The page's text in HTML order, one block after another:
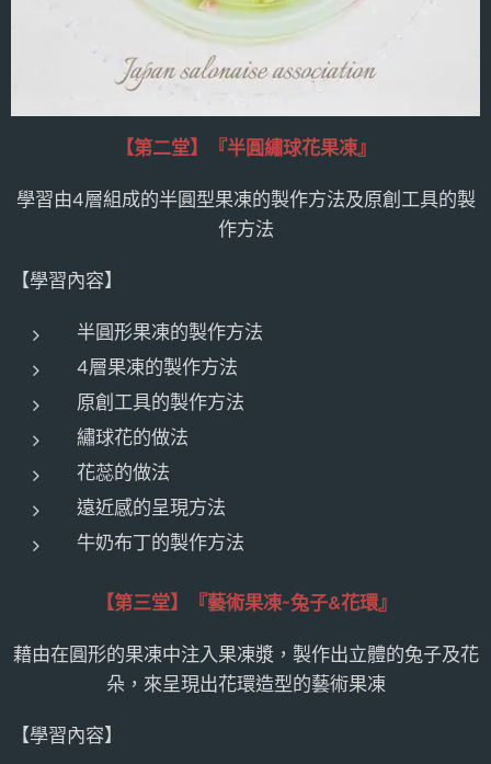
【第二堂】 『半圓繡球花果凍』
學習由4層組成的半圓型果凍的製作方法及原創工具的製
作方法
【學習內容】
半圓形果凍的製作方法
4層果凍的製作方法
原創工具的製作方法
繡球花的做法
花蕊的做法
遠近感的呈現方法
牛奶布丁的製作方法
【第三堂】 『藝術果凍~兔子&花環』
藉由在圓形的果凍中注入果凍漿，製作出立體的兔子及花
朵，來呈現出花環造型的藝術果凍
【學習內容】